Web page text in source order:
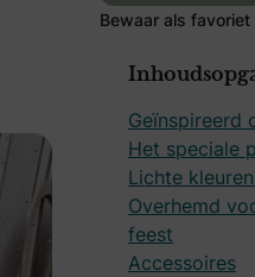
Bewaar als favoriet
Geïnspireerd
Het speciale
Lichte
Overhemd
feest
Accessoires